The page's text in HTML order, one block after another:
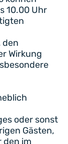
10.00 Uhr
den
Wirkung
oder sonst
Gästen,
den im